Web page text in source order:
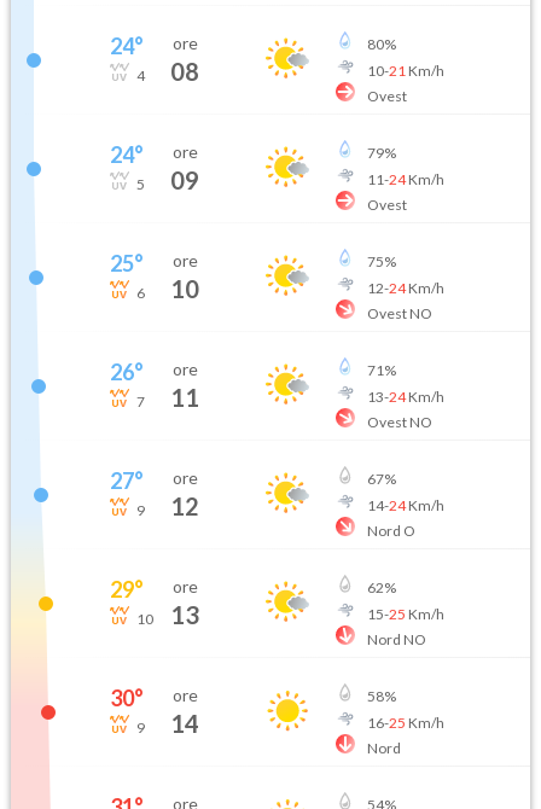
24°
4
ore
08
80%
10-21 Km/h
Ovest
24°
5
ore
09
79%
11-24Km/h
Ovest
25°
6
ore
10
75%
12-24Km/h
Ovest NO
26°
7
ore
11
71%
13-24Km/h
Ovest NO
27°
9
ore
12
67%
14-24Km/h
Nord O
29°
10
ore
13
62%
15-25 Km/h
Nord NO
30°
9
ore
14
58%
16-25 Km/h
Nord
ore 54%